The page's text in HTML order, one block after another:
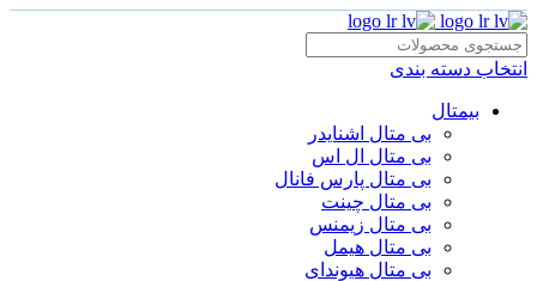
انتخاب دسته بندی
بیمتال
بی متال اشنایدر
بی متال ال اس
بی متال پارس فانال
بی متال چینت
بی متال زیمنس
بی متال هیمل
بی متال هیوندای